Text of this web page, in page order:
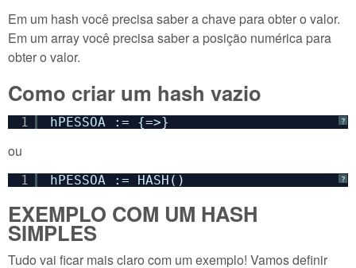
Em um hash você precisa saber a chave para obter o valor.
Em um array você precisa saber a posição numérica para
obter o valor.
Como criar um hash vazio
?
1 hPESSOA := {=>}
ou
?
1 hPESSOA := HASH()
EXEMPLO COM UM HASH
SIMPLES
Tudo vai ficar mais claro com um exemplo! Vamos definir